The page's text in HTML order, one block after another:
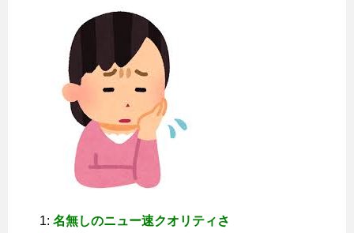
1: 名無しのニュー速クオリティさ